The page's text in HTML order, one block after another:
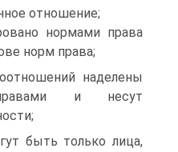
отношение;
нормами права
норм права;
наделены
и несут
быть только лица,